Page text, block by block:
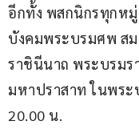
อีกทั้ง พสกนิกรทุกหมู่
บังคมพระบรมศพ สม
ราชินีนาถ พระบรม
มหาปราสาท ในพระ
20.00 น.